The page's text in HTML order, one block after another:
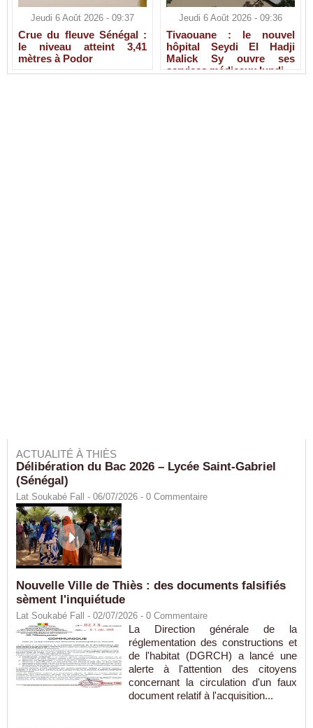
Jeudi 6 Août 2026 - 09:37
Crue du fleuve Sénégal :
le niveau atteint 3,41
mètres à Podor
Jeudi 6 Août 2026 - 09:36
Tivaouane : le nouvel
hôpital Seydi El Hadji
Malick Sy ouvre ses
services médicaux lundi
ACTUALITÉ À THIÈS
Délibération du Bac 2026 – Lycée Saint-Gabriel
(Sénégal)
Lat Soukabé Fall - 06/07/2026 - 0 Commentaire
Nouvelle Ville de Thiès : des documents falsifiés
sèment l'inquiétude
Lat Soukabé Fall - 02/07/2026 - 0 Commentaire
La Direction générale de la
réglementation des constructions et
de l'habitat (DGRCH) a lancé une
alerte à l'attention des citoyens
concernant la circulation d'un faux
document relatif à l'acquisition...